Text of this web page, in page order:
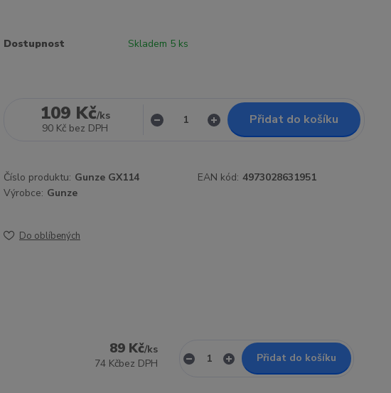
Dostupnost Skladem 5 ks
109 Kč/ks
90 Kč bez DPH
Přidat do košíku
Číslo produktu: Gunze GX114 EAN kód: 4973028631951
Výrobce: Gunze
Do oblíbených
89 Kč/ks
74 Kčbez DPH Přidat do košíku